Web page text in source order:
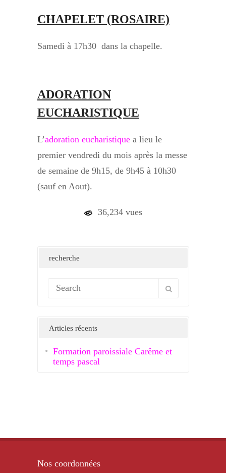
CHAPELET (ROSAIRE)
Samedi à 17h30 dans la chapelle.
ADORATION
EUCHARISTIQUE
L’adoration eucharistiquea lieu le
premier vendredi du mois après la messe
de semaine de 9h15, de 9h45 à 10h30
(sauf en Aout).
36,234 vues
recherche
Articles récents
Formation paroissiale Carême et
temps pascal
Nos coordonnées